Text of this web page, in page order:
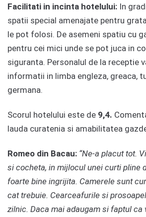
Facilitati in incinta hotelului: In
spatii special amenajate pentru
le pot folosi. De asemeni spatiu cu
pentru cei mici unde se pot juca in
siguranta. Personalul de la receptie
informatii in limba engleza, greaca,
germana.
Scorul hotelului este de 9,4.
lauda curatenia si amabilitatea
Romeo din Bacau: “Ne-a placut tot.
si cocheta, in mijlocul unei curti pline
foarte bine ingrijita. Camerele sunt
cat trebuie. Cearceafurile si
zilnic. Daca mai adaugam si faptul ca